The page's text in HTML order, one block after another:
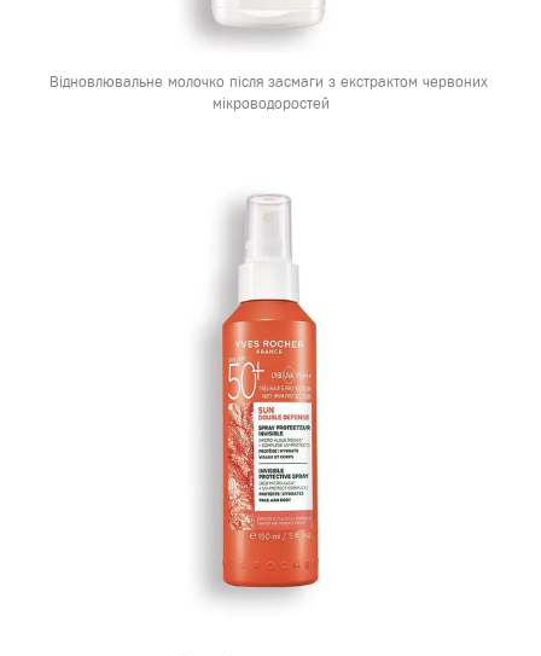
Відновлювальне молочко після засмаги з екстрактом червоних
мікроводоростей